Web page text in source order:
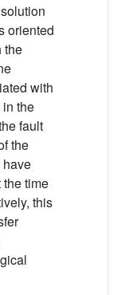
oriented
the
with
the
fault
the
the time
this